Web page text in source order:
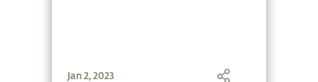
Jan 2, 2023